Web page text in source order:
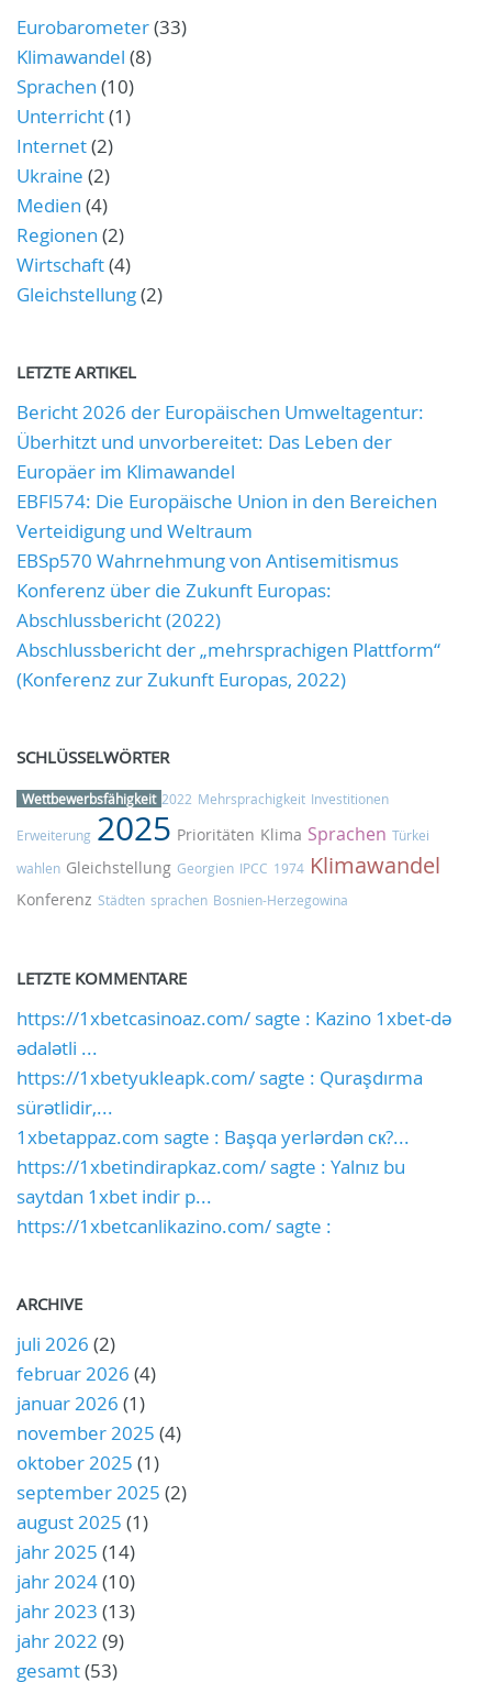
Eurobarometer(33)
Klimawandel (8)
Sprachen (10)
Unterricht(1)
Internet(2)
Ukraine (2)
Medien (4)
Regionen (2)
Wirtschaft(4)
Gleichstellung(2)
LETZTE ARTIKEL
Bericht 2026 der Europäischen Umweltagentur:
Überhitzt und unvorbereitet: Das Leben der
Europäer im Klimawandel
EBFl574: Die Europäische Union in den Bereichen
Verteidigung und Weltraum
EBSp570 Wahrnehmung von Antisemitismus
Konferenz über die Zukunft Europas:
Abschlussbericht (2022)
Abschlussbericht der „mehrsprachigen Plattform“
(Konferenz zur Zukunft Europas, 2022)
SCHLÜSSELWÖRTER
Wettbewerbsfähigkeit 2022 Mehrsprachigkeit Investitionen
Erweiterung 2025 Prioritäten Klima Sprachen Türkei
wahlen Gleichstellung Georgien IPCC 1974 Klimawandel
Konferenz Städten sprachen Bosnien-Herzegowina
LETZTE KOMMENTARE
https://1xbetcasinoaz.com/ sagte : Kazino 1xbet-də
ədalətli ...
https://1xbetyukleapk.com/ sagte : Quraşdırma
sürətlidir,...
1xbetappaz.com sagte : Başqa yerlərdən ск?...
https://1xbetindirapkaz.com/ sagte : Yalnız bu
saytdan 1xbet indir p...
https://1xbetcanlikazino.com/ sagte :
ARCHIVE
juli 2026 (2)
februar 2026 (4)
januar 2026 (1)
november 2025 (4)
oktober 2025 (1)
september 2025 (2)
august 2025 (1)
jahr 2025 (14)
jahr 2024(10)
jahr 2023 (13)
jahr 2022 (9)
gesamt(53)